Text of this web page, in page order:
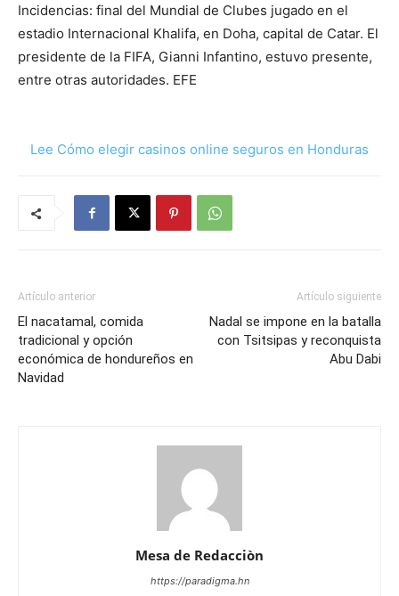
Incidencias: final del Mundial de Clubes jugado en el
estadio Internacional Khalifa, en Doha, capital de Catar. El
presidente de la FIFA, Gianni Infantino, estuvo presente,
entre otras autoridades. EFE
Lee Cómo elegir casinos online seguros en Honduras
Artículo anterior
El nacatamal, comida
tradicional y opción
económica de hondureños en
Navidad
Artículo siguiente
Nadal se impone en la batalla
con Tsitsipas y reconquista
Abu Dabi
Mesa de Redacciòn
https://paradigma.hn